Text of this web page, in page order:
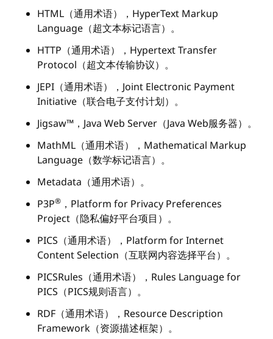
HTML（通用术语），HyperText Markup
Language（超文本标记语言）。
HTTP（通用术语），Hypertext Transfer
Protocol（超文本传输协议）。
JEPI（通用术语），Joint Electronic Payment
Initiative（联合电子支付计划）。
Jigsaw™，Java Web Server（Java Web服务器）。
MathML（通用术语），Mathematical Markup
Language（数学标记语言）。
Metadata（通用术语）。
P3P®，Platform for Privacy Preferences
Project（隐私偏好平台项目）。
PICS（通用术语），Platform for Internet
Content Selection（互联网内容选择平台）。
PICSRules（通用术语），Rules Language for
PICS（PICS规则语言）。
RDF（通用术语），Resource Description
Framework（资源描述框架）。